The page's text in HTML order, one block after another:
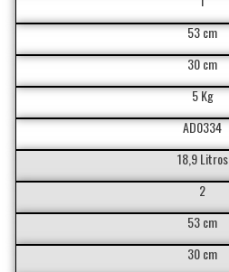
53 cm
30 cm
5 Kg
AD0334
18,9 Litros
2
53 cm
30 cm